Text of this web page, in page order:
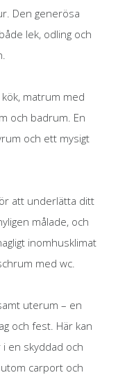
Den generösa
lek, odling och
matrum med
och badrum. En
och ett mysigt
att underlätta ditt
målade, och
inomhusklimat
med wc.
uterum – en
och fest. Här kan
en skyddad och
carport och